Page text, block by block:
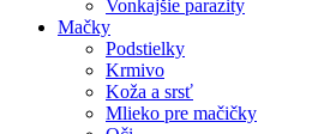
Vonkajšie parazity
Mačky
Podstielky
Krmivo
Koža a srsť
Mlieko pre mačičky